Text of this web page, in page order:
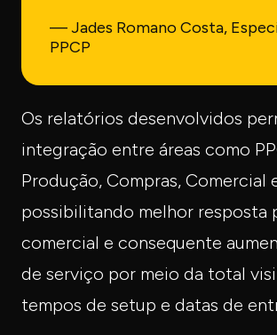
— Jades Romano Costa,
PPCP
Os relatórios desenvolvidos
integração entre áreas como
Produção, Compras, Comercial
possibilitando melhor resposta
comercial e consequente
de serviço por meio da total
tempos de setup e datas de